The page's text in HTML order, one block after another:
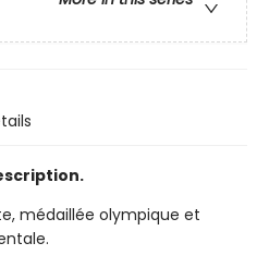
médaillée olympique et